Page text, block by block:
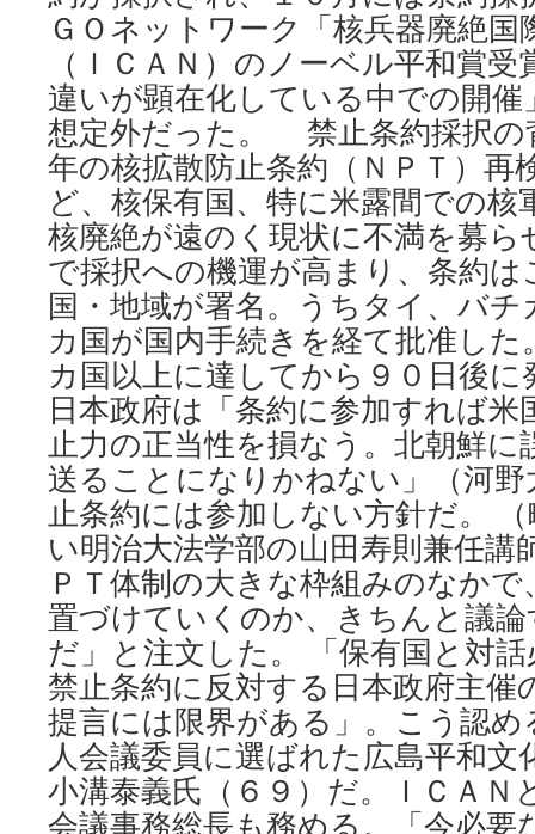
ＧＯネットワーク「核兵器廃絶
（ＩＣＡＮ）のノーベル平和賞
違いが顕在化している中での開催
想定外だった。 禁止条約採択の
年の核拡散防止条約（ＮＰＴ）再
ど、核保有国、特に米露間での
核廃絶が遠のく現状に不満を募
で採択への機運が高まり、条約
国・地域が署名。うちタイ、バ
カ国が国内手続きを経て批准し
カ国以上に達してから９０日後
日本政府は「条約に参加すれば
止力の正当性を損なう。北朝鮮
送ることになりかねない」（河
止条約には参加しない方針だ。
い明治大法学部の山田寿則兼任講
ＰＴ体制の大きな枠組みのなか
置づけていくのか、きちんと議
だ」と注文した。 「保有国と対
禁止条約に反対する日本政府主催
提言には限界がある」。こう認
人会議委員に選ばれた広島平和
小溝泰義氏（６９）だ。ＩＣＡＮ
会議事務総長も務める。「今必要